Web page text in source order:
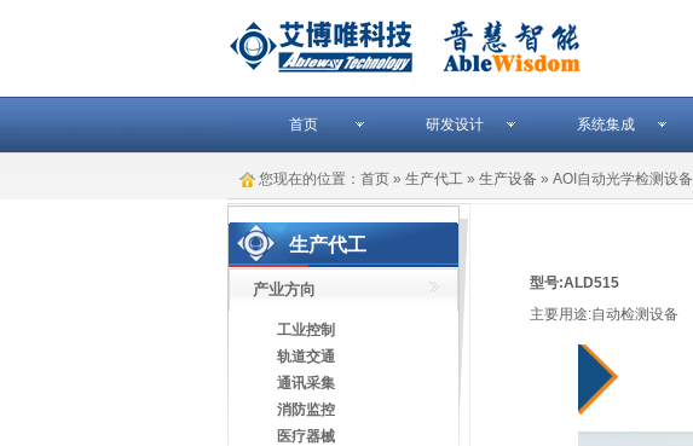
首页 研发设计 系统集成
您现在的位置： 首页 » 生产代工 » 生产设备 » AOI自动光学检测设备
生产代工
产业方向
工业控制
轨道交通
通讯采集
消防监控
医疗器械
型号:ALD515
主要用途:自动检测设备